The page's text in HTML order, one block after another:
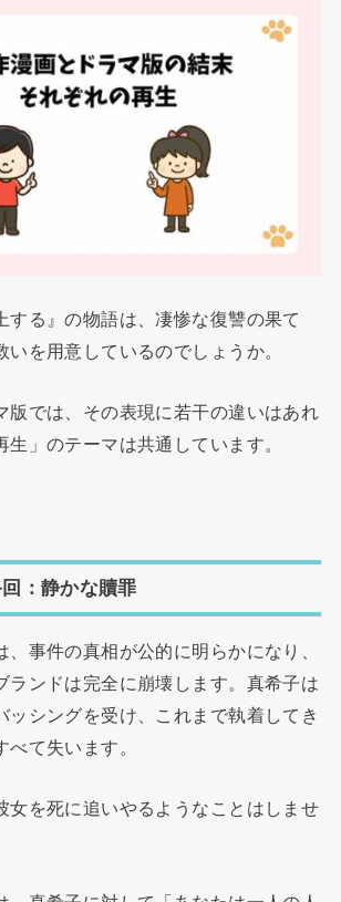
する』の物語は、凄惨な復讐の果て
いを用意しているのでしょうか。
版では、その表現に若干の違いはあれ
生」のテーマは共通しています。
：静かな贖罪
、事件の真相が公的に明らかになり、
ランドは完全に崩壊します。真希子は
ッシングを受け、これまで執着してき
て失います。
女を死に追いやるようなことはしませ